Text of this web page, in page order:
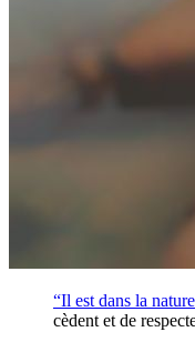
“Il est dans la nature
cèdent et de